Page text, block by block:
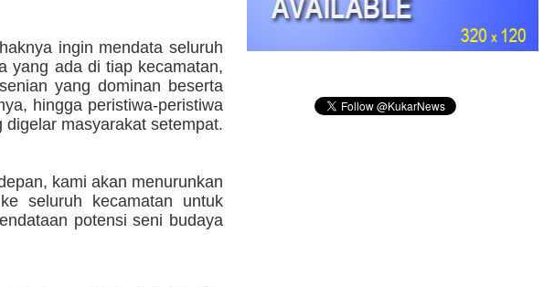
ingin mendata seluruh
yang ada di tiap kecamatan,
yang dominan beserta
hingga peristiwa-peristiwa
digelar masyarakat setempat.
kami akan menurunkan
seluruh kecamatan untuk
potensi seni budaya